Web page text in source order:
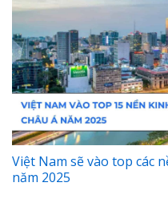
Việt Nam sẽ vào top các
năm 2025